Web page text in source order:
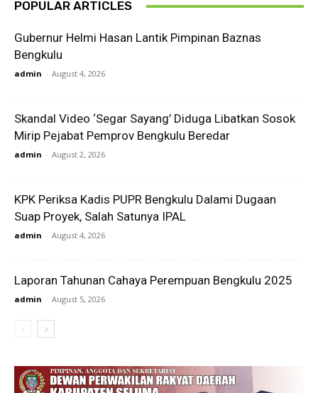
POPULAR ARTICLES
Gubernur Helmi Hasan Lantik Pimpinan Baznas
Bengkulu
admin - August 4, 2026
Skandal Video ‘Segar Sayang’ Diduga Libatkan Sosok
Mirip Pejabat Pemprov Bengkulu Beredar
admin - August 2, 2026
KPK Periksa Kadis PUPR Bengkulu Dalami Dugaan
Suap Proyek, Salah Satunya IPAL
admin - August 4, 2026
Laporan Tahunan Cahaya Perempuan Bengkulu 2025
admin - August 5, 2026